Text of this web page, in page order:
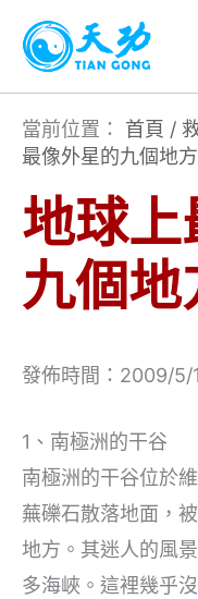
主
當前位置： 首頁 /
最像外星的九個地方
地球上
九個地
發佈時間：2009/5/
1、南極洲的干谷
南極洲的干谷位於
蕪礫石散落地面，
地方。其迷人的風
多海峽。這裡幾乎